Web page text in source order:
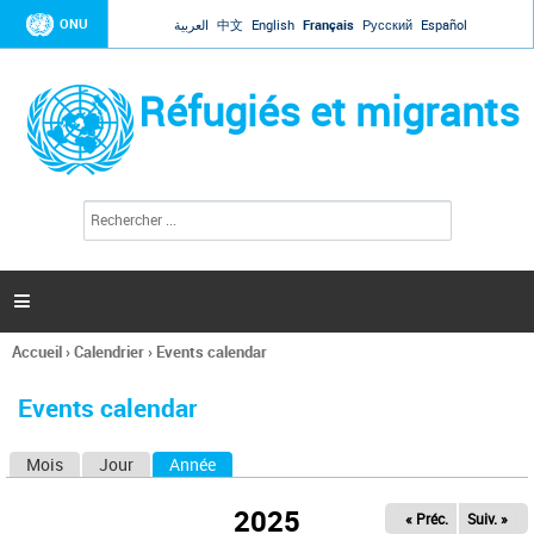
Jump to navigation
ONU العربية 中文 English Français Русский Español
Réfugiés et migrants
l
c
h
e

Vous
ici
Accueil›Calendrier› Events calendar
Events calendar
Mois Jour Année
2025 « Préc. Suiv. »